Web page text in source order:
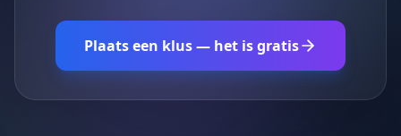
Plaats een klus — het is gratis